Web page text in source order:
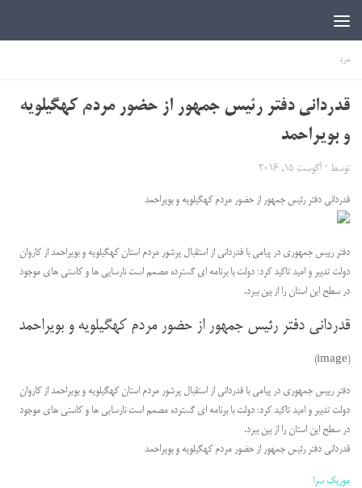
مرد
قدردانی دفتر رئیس جمهور از حضور مردم کهگیلویه
و بویراحمد
توسط · آگوست 15, 2016
قدردانی دفتر رئیس جمهور از حضور مردم کهگیلویه و بویراحمد
دفتر رییس جمهوری در پیامی با قدردانی از استقبال پرشور مردم استان کهگیلویه و بویراحمد از کاروان
دولت تدبیر و امید تاکید کرد: دولت با برنامه ای گسترده مصمم است نارسایی ها و کاستی های موجود
در سطح این استان را از بین ببرد.
قدردانی دفتر رئیس جمهور از حضور مردم کهگیلویه و بویراحمد
(image)
دفتر رییس جمهوری در پیامی با قدردانی از استقبال پرشور مردم استان کهگیلویه و بویراحمد از کاروان
دولت تدبیر و امید تاکید کرد: دولت با برنامه ای گسترده مصمم است نارسایی ها و کاستی های موجود
در سطح این استان را از بین ببرد.
قدردانی دفتر رئیس جمهور از حضور مردم کهگیلویه و بویراحمد
موزیک سرا